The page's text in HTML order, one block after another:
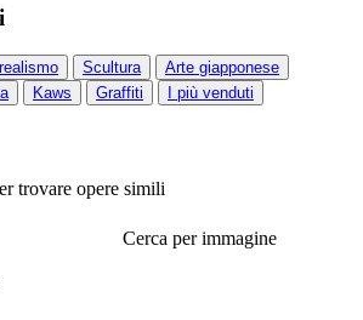
Scultura
Arte giapponese
Kaws Graffiti I più venduti
trovare opere simili
Cerca per immagine